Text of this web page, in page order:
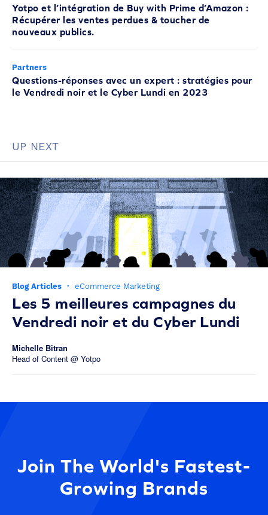
Yotpo et l’intégration de Buy with Prime d’Amazon :
Récupérer les ventes perdues & toucher de
nouveaux publics.
Partners
Questions-réponses avec un expert : stratégies pour
le Vendredi noir et le Cyber Lundi en 2023
UP NEXT
Blog Articles · eCommerce Marketing
Les 5 meilleures campagnes du
Vendredi noir et du Cyber Lundi
Michelle Bitran
Head of Content @ Yotpo
Join The World's Fastest-
Growing Brands